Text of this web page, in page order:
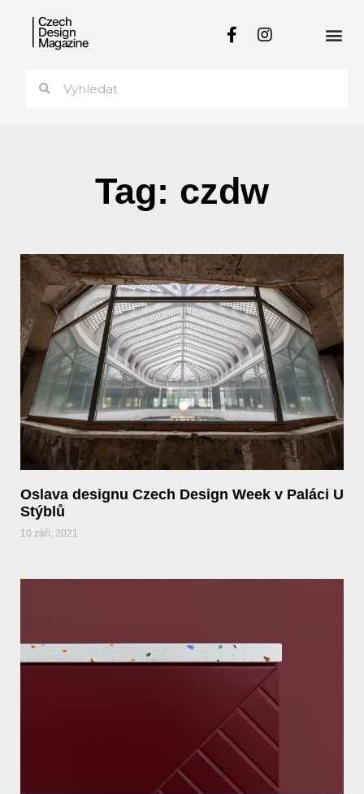
Tag: czdw
Oslava designu Czech Design Week v Paláci U
Stýblů
10 září, 2021